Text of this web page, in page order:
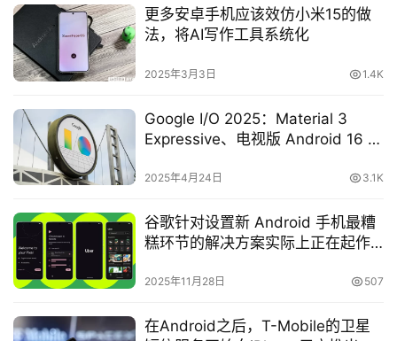
更多安卓手机应该效仿小米15的做
法，将AI写作工具系统化
2025年3月3日 1.4K
Google I/O 2025：Material 3
Expressive、电视版 Android 16 等
2025年4月24日 3.1K
谷歌针对设置新 Android 手机最糟
糕环节的解决方案实际上正在起作
2025年11月28日 507
在Android之后，T-Mobile的卫星